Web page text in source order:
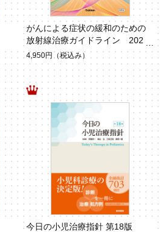
がんによる症状の緩和のための
放射線治療ガイドライン 2026
年
4,950円 （税込み）
今日の小児治療指針 第18版